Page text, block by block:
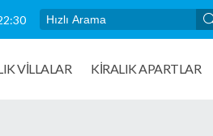
VILLALAR KİRALIK APARTLAR